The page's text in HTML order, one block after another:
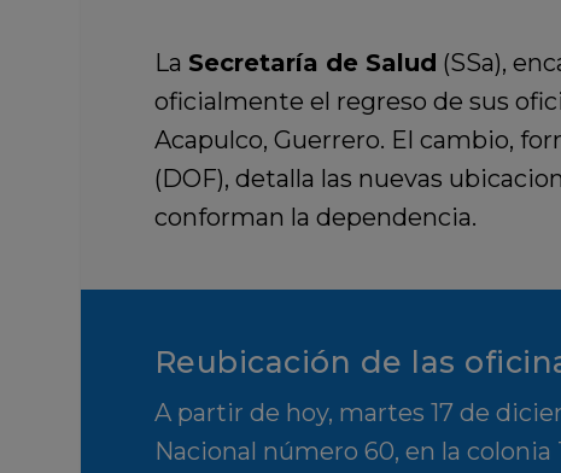
La Secretaría de Salud (SSa),
oficialmente el regreso de sus
Acapulco, Guerrero. El cambio,
(DOF), detalla las nuevas
conforman la dependencia.
Reubicación de las
A partir de hoy, martes 17 de
Nacional número 60, en la